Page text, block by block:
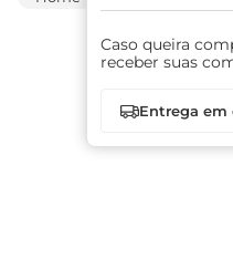
Caso queira
receber suas
Entrega em